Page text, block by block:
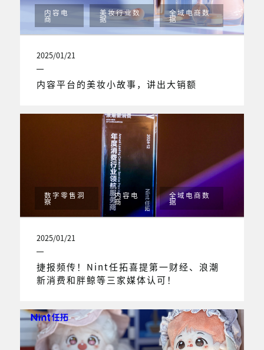
内容电
商
美妆行业数
据
全域电商数
据
2025/01/21
内容平台的美妆小故事，讲出大销额
数字零售洞
察
内容电
商
全域电商数
据
2025/01/21
捷报频传！Nint任拓喜提第一财经、浪潮
新消费和胖鲸等三家媒体认可！